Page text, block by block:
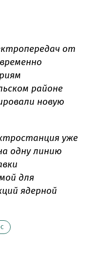
от
районе
новую
уже
одну линию
для
ядерной